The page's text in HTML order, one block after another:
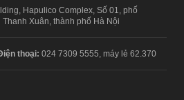
Hapulico Complex, Số 01, phố
Xuân, thành phố Hà Nội
thoại: 024 7309 5555, máy lẻ 62.370